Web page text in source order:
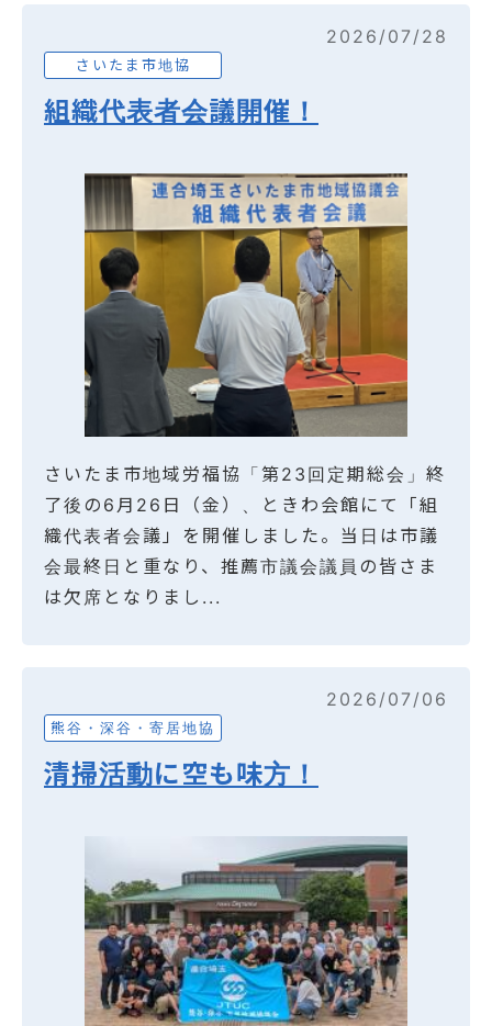
2026/07/28
さいたま市地協
組織代表者会議開催！
さいたま市地域労福協「第23回定期総会」終
了後の6月26日（金）、ときわ会館にて「組
織代表者会議」を開催しました。当日は市議
会最終日と重なり、推薦市議会議員の皆さま
は欠席となりまし...
2026/07/06
熊谷・深谷・寄居地協
清掃活動に空も味方！